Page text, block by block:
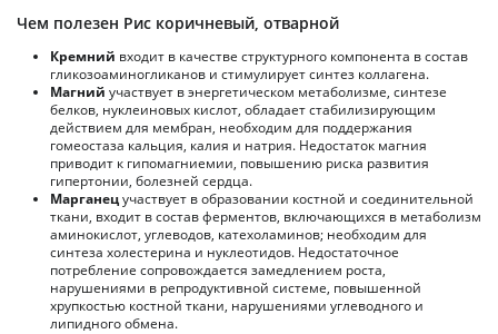
Чем полезен Рис коричневый, отварной
Кремний входит в качестве структурного компонента в состав
гликозоаминогликанов и стимулирует синтез коллагена.
Магний участвует в энергетическом метаболизме, синтезе
белков, нуклеиновых кислот, обладает стабилизирующим
действием для мембран, необходим для поддержания
гомеостаза кальция, калия и натрия. Недостаток магния
приводит к гипомагниемии, повышению риска развития
гипертонии, болезней сердца.
Марганецучаствует в образовании костной и соединительной
ткани, входит в состав ферментов, включающихся в метаболизм
аминокислот, углеводов, катехоламинов; необходим для
синтеза холестерина и нуклеотидов. Недостаточное
потребление сопровождается замедлением роста,
нарушениями в репродуктивной системе, повышенной
хрупкостью костной ткани, нарушениями углеводного и
липидного обмена.